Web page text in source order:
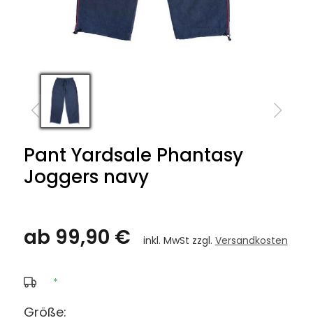
Pant Yardsale Phantasy
Joggers navy
ab 99,90 € inkl. MwSt zzgl. Versandkosten
*
Größe: